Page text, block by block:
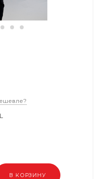
В КОРЗИНУ